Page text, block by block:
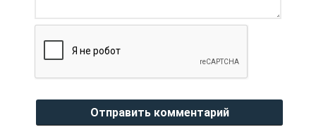
Отправить комментарий